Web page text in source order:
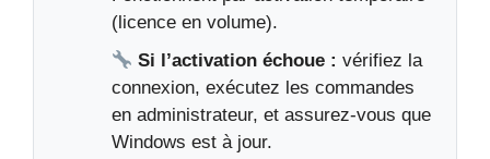
(licence en volume).
Si l’activation échoue : vérifiez la
connexion, exécutez les commandes
en administrateur, et assurez-vous que
Windows est à jour.